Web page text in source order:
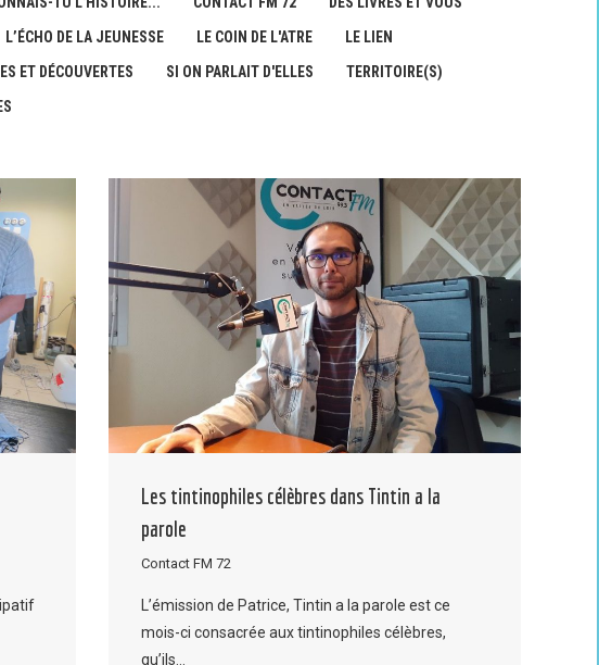
L’ÉCHO DE LA JEUNESSE LE COIN DE L'ATRE
LE LIEN
ET DÉCOUVERTES SI ON PARLAIT D'ELLES
TERRITOIRE(S)
Les tintinophiles célèbres dans Tintin a la
parole
Contact FM 72
L’émission de Patrice, Tintin a la parole est ce
mois-ci consacrée aux tintinophiles célèbres,
qu’ils…